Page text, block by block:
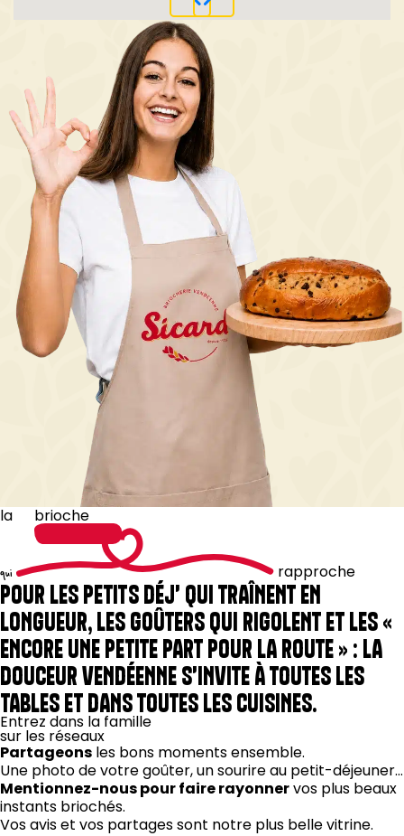
la brioche
qui rapproche
POUR LES PETITS DÉJ' QUI TRAÎNENT EN
LONGUEUR, LES GOÛTERS QUI RIGOLENT ET LES «
ENCORE UNE PETITE PART POUR LA ROUTE » : LA
DOUCEUR VENDÉENNE S'INVITE À TOUTES LES
TABLES ET DANS TOUTES LES CUISINES.
Entrez dans la famille
sur les réseaux
Partageons les bons moments ensemble.
Une photo de votre goûter, un sourire au petit-déjeuner…
Mentionnez-nous pour faire rayonnervos plus beaux
instants briochés.
Vos avis et vos partages sont notre plus belle vitrine.